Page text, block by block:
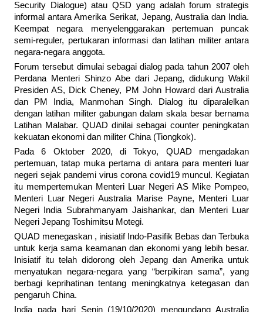
Security Dialogue) atau QSD yang adalah forum strategis
informal antara Amerika Serikat, Jepang, Australia dan India.
Keempat negara menyelenggarakan pertemuan puncak
semi-reguler, pertukaran informasi dan latihan militer antara
negara-negara anggota.
Forum tersebut dimulai sebagai dialog pada tahun 2007 oleh
Perdana Menteri Shinzo Abe dari Jepang, didukung Wakil
Presiden AS, Dick Cheney, PM John Howard dari Australia
dan PM India, Manmohan Singh. Dialog itu diparalelkan
dengan latihan militer gabungan dalam skala besar bernama
Latihan Malabar. QUAD dinilai sebagai counter peningkatan
kekuatan ekonomi dan militer China (Tiongkok).
Pada 6 Oktober 2020, di Tokyo, QUAD mengadakan
pertemuan, tatap muka pertama di antara para menteri luar
negeri sejak pandemi virus corona covid19 muncul. Kegiatan
itu mempertemukan Menteri Luar Negeri AS Mike Pompeo,
Menteri Luar Negeri Australia Marise Payne, Menteri Luar
Negeri India Subrahmanyam Jaishankar, dan Menteri Luar
Negeri Jepang Toshimitsu Motegi.
QUAD menegaskan , inisiatif Indo-Pasifik Bebas dan Terbuka
untuk kerja sama keamanan dan ekonomi yang lebih besar.
Inisiatif itu telah didorong oleh Jepang dan Amerika untuk
menyatukan negara-negara yang “berpikiran sama”, yang
berbagi keprihatinan tentang meningkatnya ketegasan dan
pengaruh China.
India pada hari Senin (19/10/2020) mengundang Australia